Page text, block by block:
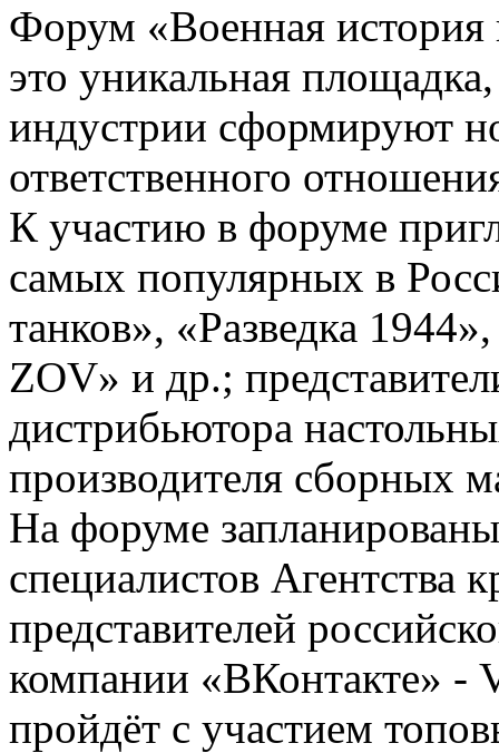
Форум «Военная история
это уникальная
индустрии сформируют
ответственного
К участию в форуме
самых популярных в
танков», «Разведка
ZOV» и др.;
дистрибьютора
производителя сборных
На форуме
специалистов Агентства
представителей
компании «ВКонтакте» -
пройдёт с участием